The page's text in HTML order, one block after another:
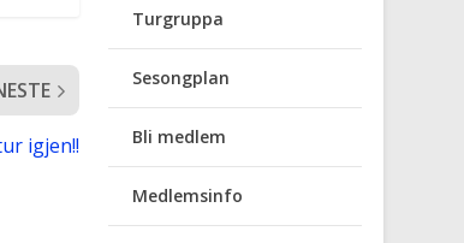
igjen!!
Turgruppa
Sesongplan
Bli medlem
Medlemsinfo